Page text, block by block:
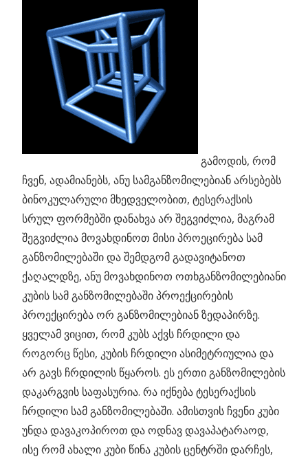
გამოდის, რომ
ჩვენ, ადამიანებს, ანუ სამგანზომილებიან არსებებს
ბინოკულარული მხედველობით, ტესერაქსის
სრულ ფორმებში დანახვა არ შეგვიძლია, მაგრამ
შეგვიძლია მოვახდინოთ მისი პროეცირება სამ
განზომილებაში და შემდგომ გადავიტანოთ
ქაღალდზე, ანუ მოვახდინოთ ოთხგანზომილებიანი
კუბის სამ განზომილებაში პროექცირების
პროექცირება ორ განზომილებიან ზედაპირზე.
ყველამ ვიცით, რომ კუბს აქვს ჩრდილი და
როგორც წესი, კუბის ჩრდილი ასიმეტრიულია და
არ გავს ჩრდილის წყაროს. ეს ერთი განზომილების
დაკარგვის საფასურია. რა იქნება ტესერაქსის
ჩრდილი სამ განზომილებაში. ამისთვის ჩვენი კუბი
უნდა დავაკოპიროთ და ოდნავ დავაპატარაოდ,
ისე რომ ახალი კუბი წინა კუბის ცენტრში დარჩეს,